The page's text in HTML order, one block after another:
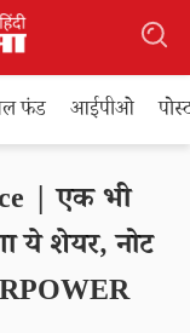
फंड आईपीओ
| एक भी
ये शेयर, नोट